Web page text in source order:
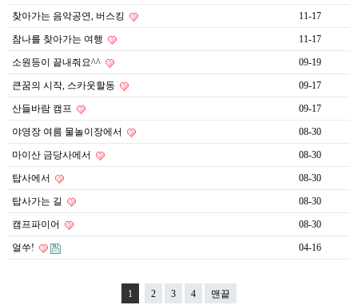
찾아가는 음악공연, 버스킹 11-17
참나를 찾아가는 여행 11-17
소원등이 끝내줘요^^ 09-19
큰꿈의 시작, 스카웃할동 09-17
산들바람 캠프 09-17
야영장 여름 물놀이장에서 08-30
마이산 금당사에서 08-30
탑사에서 08-30
탑사가는 길 08-30
캠프파이어 08-30
얼쑤! 04-16
1 2 3 4 맨끝